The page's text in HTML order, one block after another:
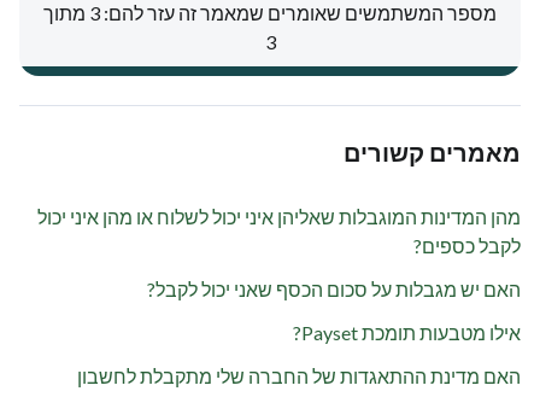
מספר המשתמשים שאומרים שמאמר זה עזר להם: 3 מתוך
3
מאמרים קשורים
מהן המדינות המוגבלות שאליהן איני יכול לשלוח או מהן איני יכול
לקבל כספים?
האם יש מגבלות על סכום הכסף שאני יכול לקבל?
אילו מטבעות תומכת Payset?
האם מדינת ההתאגדות של החברה שלי מתקבלת לחשבון